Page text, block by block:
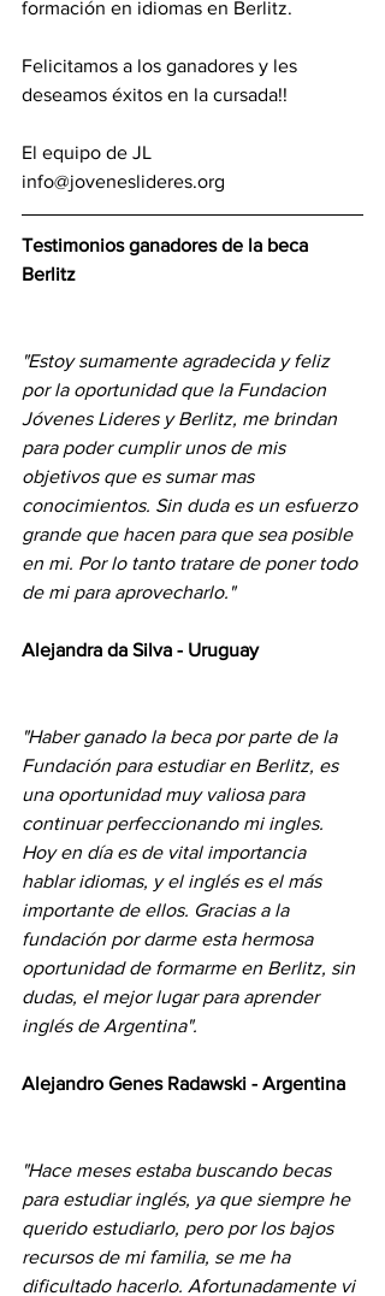
formación en idiomas en Berlitz.
Felicitamos a los ganadores y les
deseamos éxitos en la cursada!!
El equipo de JL
info@joveneslideres.org
Testimonios ganadores de la beca
Berlitz
"Estoy sumamente agradecida y feliz
por la oportunidad que la Fundacion
Jóvenes Lideres y Berlitz, me brindan
para poder cumplir unos de mis
objetivos que es sumar mas
conocimientos. Sin duda es un esfuerzo
grande que hacen para que sea posible
en mi. Por lo tanto tratare de poner todo
de mi para aprovecharlo."
Alejandra da Silva - Uruguay
"Haber ganado la beca por parte de la
Fundación para estudiar en Berlitz, es
una oportunidad muy valiosa para
continuar perfeccionando mi ingles.
Hoy en día es de vital importancia
hablar idiomas, y el inglés es el más
importante de ellos. Gracias a la
fundación por darme esta hermosa
oportunidad de formarme en Berlitz, sin
dudas, el mejor lugar para aprender
inglés de Argentina".
Alejandro Genes Radawski - Argentina
"Hace meses estaba buscando becas
para estudiar inglés, ya que siempre he
querido estudiarlo, pero por los bajos
recursos de mi familia, se me ha
dificultado hacerlo. Afortunadamente vi